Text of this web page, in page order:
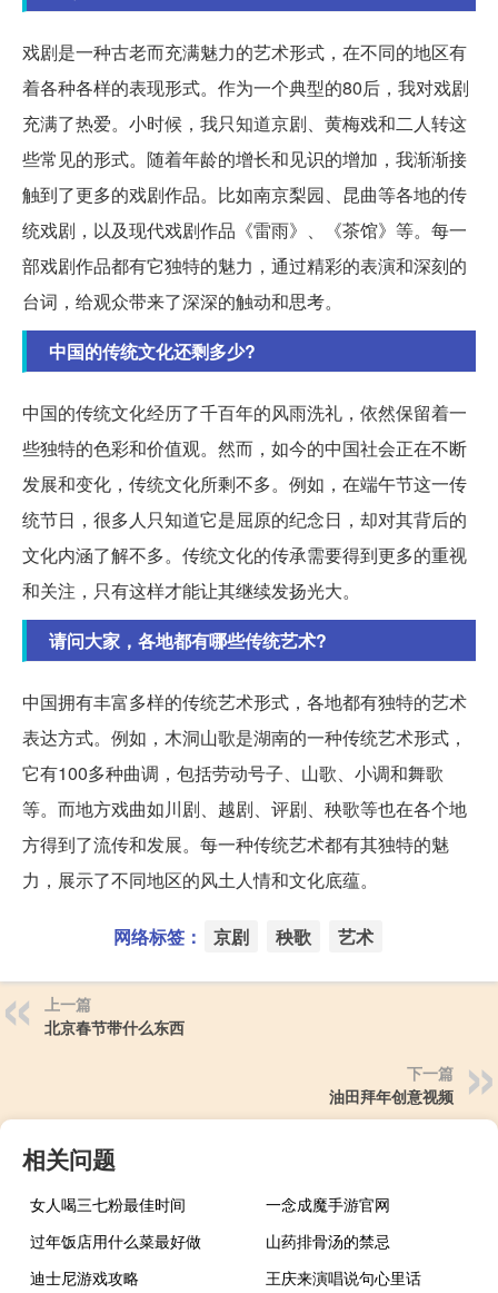
戏剧是一种古老而充满魅力的艺术形式，在不同的地区有
着各种各样的表现形式。作为一个典型的80后，我对戏剧
充满了热爱。小时候，我只知道京剧、黄梅戏和二人转这
些常见的形式。随着年龄的增长和见识的增加，我渐渐接
触到了更多的戏剧作品。比如南京梨园、昆曲等各地的传
统戏剧，以及现代戏剧作品《雷雨》、《茶馆》等。每一
部戏剧作品都有它独特的魅力，通过精彩的表演和深刻的
台词，给观众带来了深深的触动和思考。
中国的传统文化还剩多少?
中国的传统文化经历了千百年的风雨洗礼，依然保留着一
些独特的色彩和价值观。然而，如今的中国社会正在不断
发展和变化，传统文化所剩不多。例如，在端午节这一传
统节日，很多人只知道它是屈原的纪念日，却对其背后的
文化内涵了解不多。传统文化的传承需要得到更多的重视
和关注，只有这样才能让其继续发扬光大。
请问大家，各地都有哪些传统艺术?
中国拥有丰富多样的传统艺术形式，各地都有独特的艺术
表达方式。例如，木洞山歌是湖南的一种传统艺术形式，
它有100多种曲调，包括劳动号子、山歌、小调和舞歌
等。而地方戏曲如川剧、越剧、评剧、秧歌等也在各个地
方得到了流传和发展。每一种传统艺术都有其独特的魅
力，展示了不同地区的风土人情和文化底蕴。
网络标签： 京剧 秧歌 艺术
上一篇
北京春节带什么东西
下一篇
油田拜年创意视频
相关问题
女人喝三七粉最佳时间
一念成魔手游官网
过年饭店用什么菜最好做
山药排骨汤的禁忌
迪士尼游戏攻略
王庆来演唱说句心里话